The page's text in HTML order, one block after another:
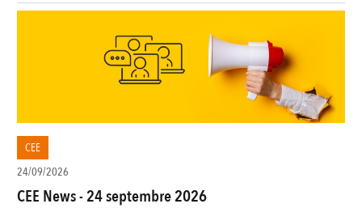
CEE
24/09/2026
CEE News - 24 septembre 2026